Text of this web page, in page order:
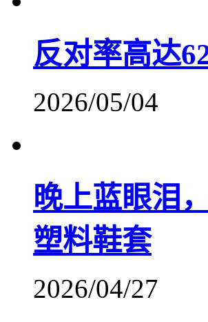
反对率高达
2026/05/04
晚上蓝眼泪
塑料鞋套
2026/04/27